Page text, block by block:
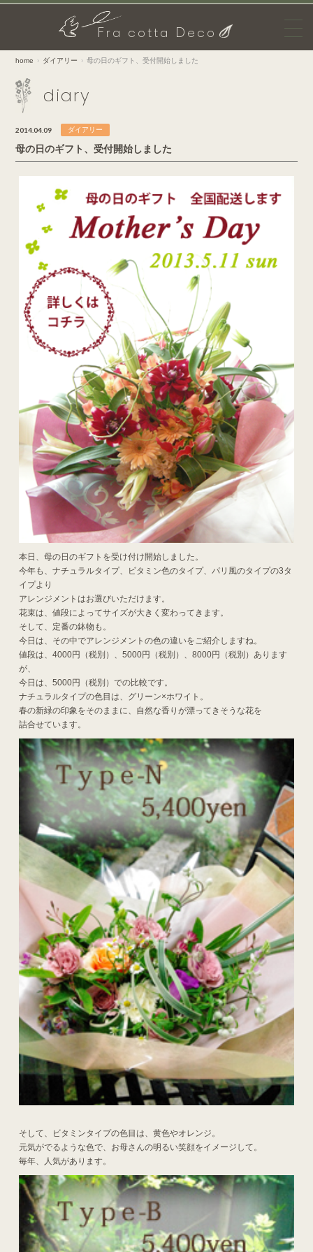
Fra cotta D eco
home ダイアリー 母の日のギフト、受付開始しました
diary
2014.04.09 ダイアリー
母の日のギフト、受付開始しました
本日、母の日のギフトを受け付け開始しました。
今年も、ナチュラルタイプ、ビタミン色のタイプ、パリ風のタイプの3タ
イプより
アレンジメントはお選びいただけます。
花束は、値段によってサイズが大きく変わってきます。
そして、定番の鉢物も。
今日は、その中でアレンジメントの色の違いをご紹介しますね。
値段は、4000円（税別）、5000円（税別）、8000円（税別）あります
が、
今日は、5000円（税別）での比較です。
ナチュラルタイプの色目は、グリーン×ホワイト。
春の新緑の印象をそのままに、自然な香りが漂ってきそうな花を
詰合せています。
そして、ビタミンタイプの色目は、黄色やオレンジ。
元気がでるような色で、お母さんの明るい笑顔をイメージして。
毎年、人気があります。